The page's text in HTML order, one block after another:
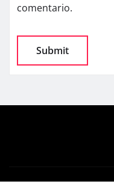
comentario.